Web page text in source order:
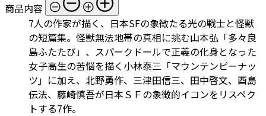
商品内容
7人の作家が描く、日本SFの象徴たる光の戦士と怪獣
の短篇集。怪獣無法地帯の真相に挑む山本弘「多々良
島ふたたび」、スパークドールで正義の化身となった
女子高生の苦悩を描く小林泰三「マウンテンピーナッ
ツ」に加え、北野勇作、三津田信三、田中啓文、酉島
伝法、藤崎慎吾が日本ＳＦの象徴的イコンをリスペク
トする7作。